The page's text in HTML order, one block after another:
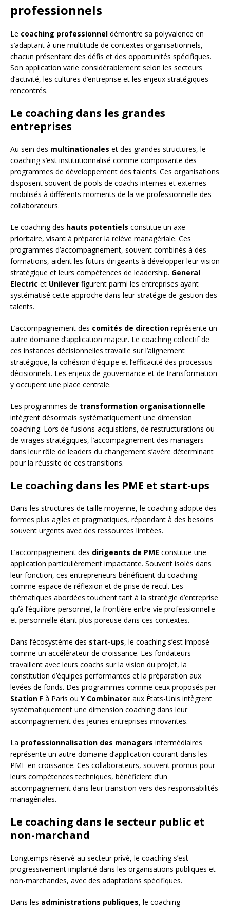
professionnels
Le coaching professionnel démontre sa polyvalence en
s’adaptant à une multitude de contextes organisationnels,
chacun présentant des défis et des opportunités spécifiques.
Son application varie considérablement selon les secteurs
d’activité, les cultures d’entreprise et les enjeux stratégiques
rencontrés.
Le coaching dans les grandes
entreprises
Au sein des multinationales et des grandes structures, le
coaching s’est institutionnalisé comme composante des
programmes de développement des talents. Ces organisations
disposent souvent de pools de coachs internes et externes
mobilisés à différents moments de la vie professionnelle des
collaborateurs.
Le coaching des hauts potentiels constitue un axe
prioritaire, visant à préparer la relève managériale. Ces
programmes d’accompagnement, souvent combinés à des
formations, aident les futurs dirigeants à développer leur vision
stratégique et leurs compétences de leadership. General
Electric et Unilever figurent parmi les entreprises ayant
systématisé cette approche dans leur stratégie de gestion des
talents.
L’accompagnement des comités de direction représente un
autre domaine d’application majeur. Le coaching collectif de
ces instances décisionnelles travaille sur l’alignement
stratégique, la cohésion d’équipe et l’efficacité des processus
décisionnels. Les enjeux de gouvernance et de transformation
y occupent une place centrale.
Les programmes de transformation organisationnelle
intègrent désormais systématiquement une dimension
coaching. Lors de fusions-acquisitions, de restructurations ou
de virages stratégiques, l’accompagnement des managers
dans leur rôle de leaders du changement s’avère déterminant
pour la réussite de ces transitions.
Le coaching dans les PME et start-ups
Dans les structures de taille moyenne, le coaching adopte des
formes plus agiles et pragmatiques, répondant à des besoins
souvent urgents avec des ressources limitées.
L’accompagnement des dirigeants de PME constitue une
application particulièrement impactante. Souvent isolés dans
leur fonction, ces entrepreneurs bénéficient du coaching
comme espace de réflexion et de prise de recul. Les
thématiques abordées touchent tant à la stratégie d’entreprise
qu’à l’équilibre personnel, la frontière entre vie professionnelle
et personnelle étant plus poreuse dans ces contextes.
Dans l’écosystème des start-ups, le coaching s’est imposé
comme un accélérateur de croissance. Les fondateurs
travaillent avec leurs coachs sur la vision du projet, la
constitution d’équipes performantes et la préparation aux
levées de fonds. Des programmes comme ceux proposés par
Station F à Paris ou Y Combinator aux États-Unis intègrent
systématiquement une dimension coaching dans leur
accompagnement des jeunes entreprises innovantes.
La professionnalisation des managers intermédiaires
représente un autre domaine d’application courant dans les
PME en croissance. Ces collaborateurs, souvent promus pour
leurs compétences techniques, bénéficient d’un
accompagnement dans leur transition vers des responsabilités
managériales.
Le coaching dans le secteur public et
non-marchand
Longtemps réservé au secteur privé, le coaching s’est
progressivement implanté dans les organisations publiques et
non-marchandes, avec des adaptations spécifiques.
Dans les administrations publiques, le coaching